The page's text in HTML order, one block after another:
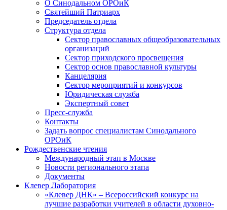
О Синодальном ОРОиК
Святейший Патриарх
Председатель отдела
Структура отдела
Сектор православных общеобразовательных
организаций
Сектор приходского просвещения
Сектор основ православной культуры
Канцелярия
Сектор мероприятий и конкурсов
Юридическая служба
Экспертный совет
Пресс-служба
Контакты
Задать вопрос специалистам Синодального
ОРОиК
Рождественские чтения
Международный этап в Москве
Новости регионального этапа
Документы
Клевер Лаборатория
«Клевер ДНК» – Всероссийский конкурс на
лучшие разработки учителей в области духовно-